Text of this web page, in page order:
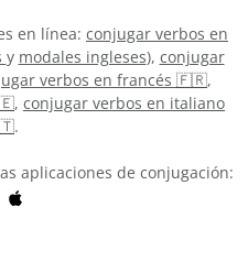
en línea: conjugar verbos en
y modales ingleses), conjugar
verbos en francés 🇫🇷,
, conjugar verbos en italiano
.
aplicaciones de conjugación: